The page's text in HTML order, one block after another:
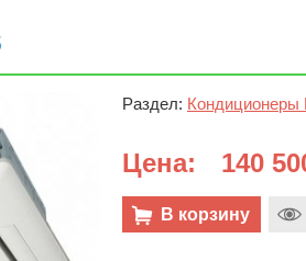
Раздел: Кондиционеры
Цена: 140
В корзину